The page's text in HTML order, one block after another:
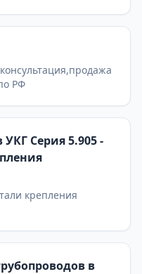
РФ
Серия 5.905 -
крепления
в